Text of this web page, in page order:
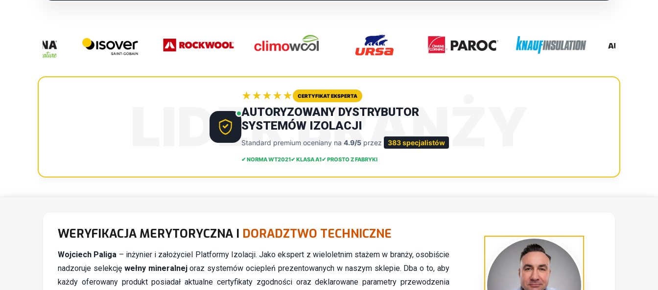
LIDER BRANŻY
★★★★★ CERTYFIKAT EKSPERTA
AUTORYZOWANY DYSTRYBUTOR
SYSTEMÓW IZOLACJI
Standard premium oceniany na 4.9/5 przez 383 specjalistów
✔ NORMA WT2021✔ KLASA A1✔ PROSTO Z FABRYKI
WERYFIKACJA MERYTORYCZNA I DORADZTWO TECHNICZNE
Wojciech Paliga – inżynier i założyciel Platformy Izolacji. Jako ekspert z wieloletnim stażem w branży, osobiście
nadzoruje selekcję wełny mineralnejoraz systemów ociepleń prezentowanych w naszym sklepie. Dba o to, aby
każdy oferowany produkt posiadał aktualne certyfikaty zgodności oraz deklarowane parametry przewodzenia